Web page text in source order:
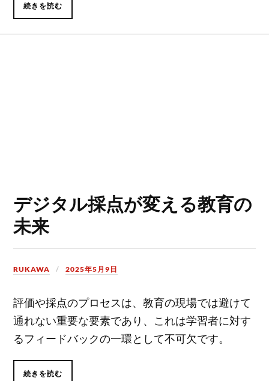
続きを読む
デジタル採点が変える教育の
未来
RUKAWA 2025年5月9日
評価や採点のプロセスは、教育の現場では避けて
通れない重要な要素であり、これは学習者に対す
るフィードバックの一環として不可欠です。
続きを読む